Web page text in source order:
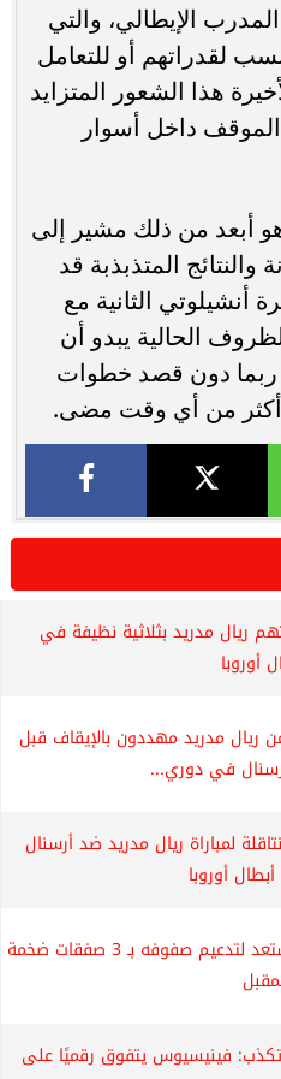
الإيطالي، والتي
لقدراتهم أو للتعامل
هذا الشعور المتزايد
الموقف داخل أسوار
أبعد من ذلك مشير إلى
المتذبذبة قد
أنشيلوتي الثانية مع
الحالية يبدو أن
ربما دون قصد خطوات
أكثر من أي وقت مضى.
ريال مدريد بثلاثية نظيفة في
أوروبا
من ريال مدريد مهددون بالإيقاف قبل
في دوري...
لمباراة ريال مدريد ضد أرسنال
أوروبا
آرسنال يستعد لتدعيم صفوفه بـ 3 صفقات ضخمة
تكذب: فينيسيوس يتفوق رقميًا على